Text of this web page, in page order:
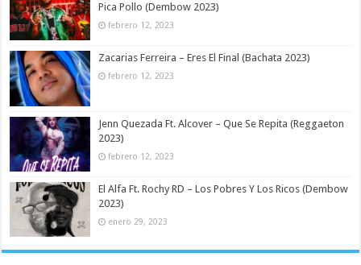
Pica Pollo (Dembow 2023)
febrero 12, 2023
Zacarias Ferreira – Eres El Final (Bachata 2023)
febrero 12, 2023
Jenn Quezada Ft. Alcover – Que Se Repita (Reggaeton
2023)
febrero 12, 2023
El Alfa Ft. Rochy RD – Los Pobres Y Los Ricos (Dembow
2023)
enero 29, 2023